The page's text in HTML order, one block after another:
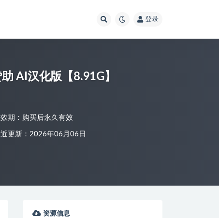
登录
AI汉化版【8.91G】
期：购买后永久有效
更新：2026年06月06日
资源信息